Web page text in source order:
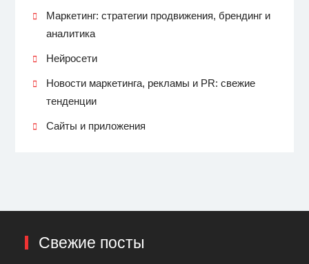
Маркетинг: стратегии продвижения, брендинг и
аналитика
Нейросети
Новости маркетинга, рекламы и PR: свежие
тенденции
Сайты и приложения
Свежие посты